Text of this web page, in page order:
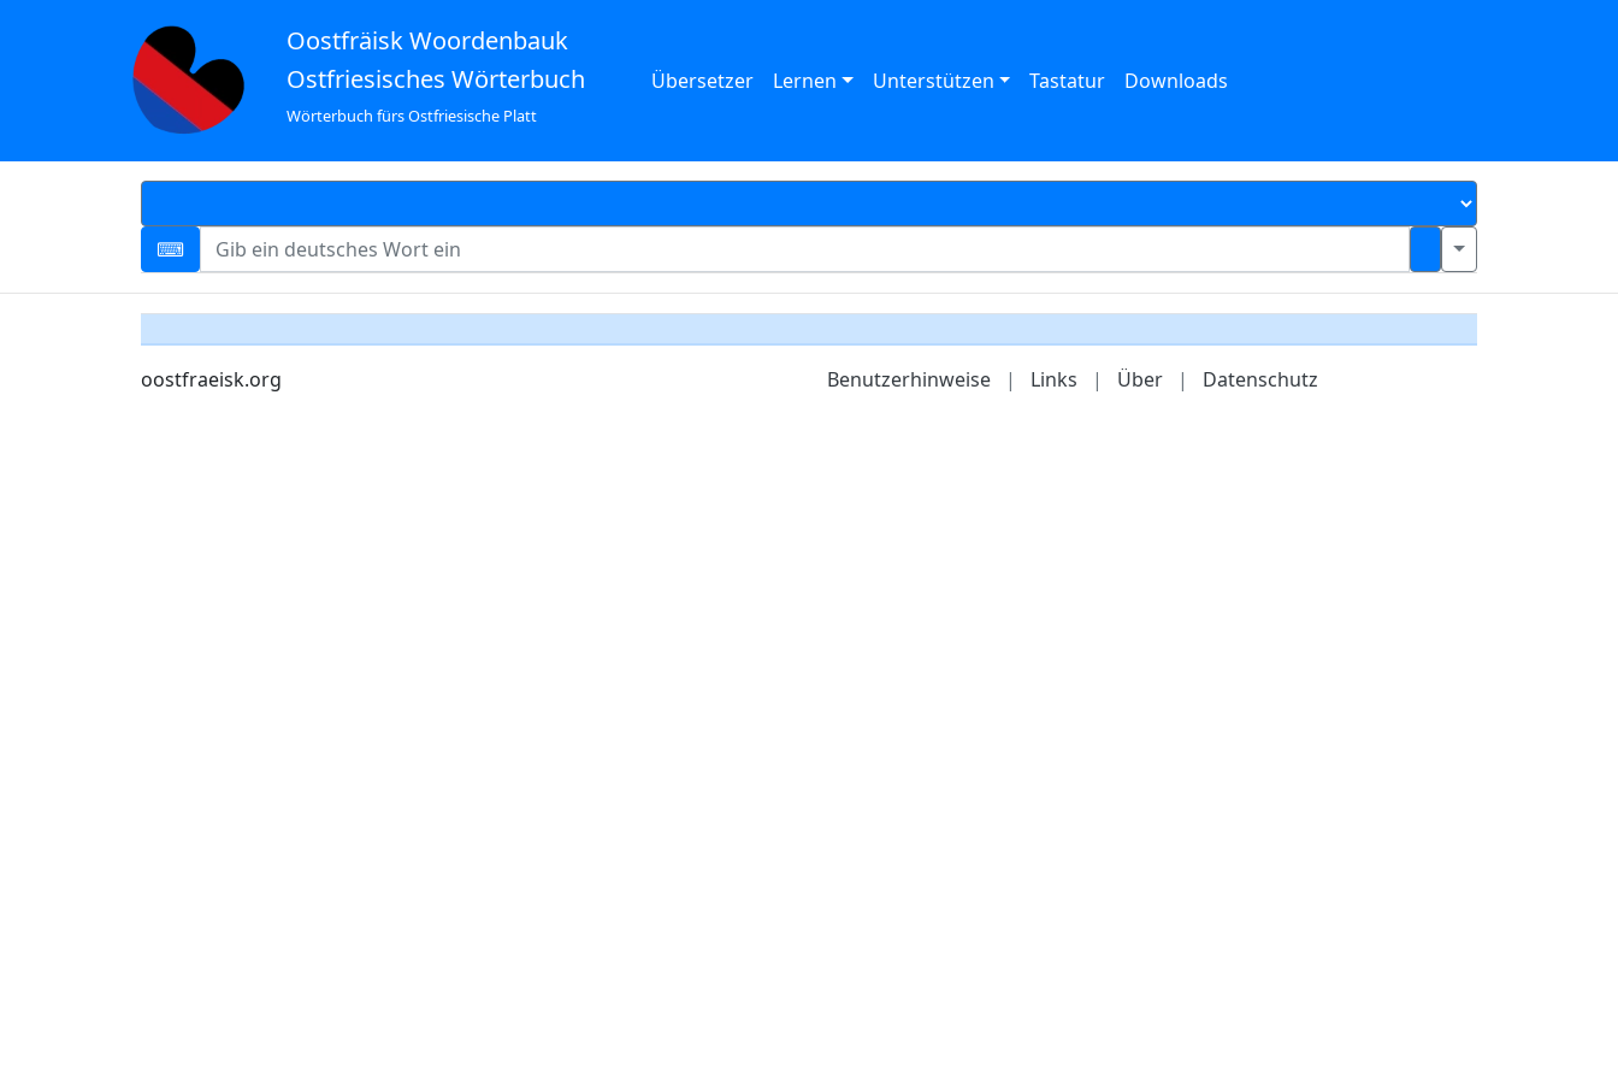
Oostfräisk Woordenbauk
Ostfriesisches Wörterbuch
Wörterbuch fürs Ostfriesische Platt
Übersetzer Lernen Unterstützen Tastatur Downloads
oostfraeisk.org Benutzerhinweise | Links | Über | Datenschutz